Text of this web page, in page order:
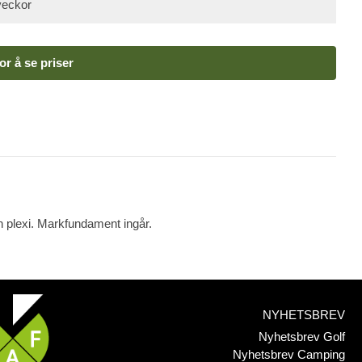
å se priser
Markfundament ingår.
NYHETSBREV
Nyhetsbrev Golf
Nyhetsbrev Camping